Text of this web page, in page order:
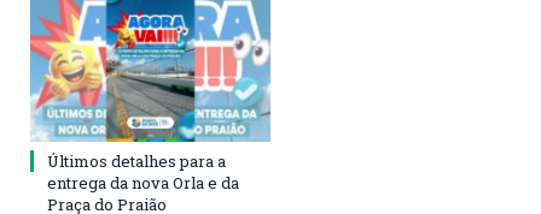
Últimos detalhes para a
entrega da nova Orla e da
Praça do Praião